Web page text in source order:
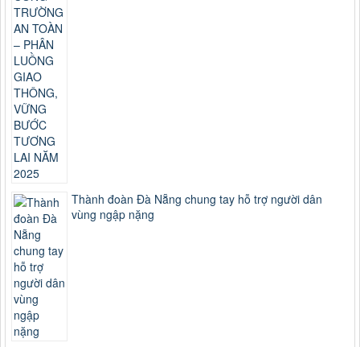
Thành đoàn Đà Nẵng chung tay hỗ trợ người dân
vùng ngập nặng